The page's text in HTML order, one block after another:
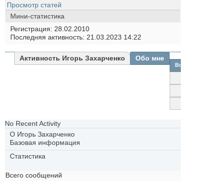
Просмотр статей
Мини-статистика
Регистрация
28.02.2010
Последняя активность 21.03.2023 14:22
Активность Игорь Захарченко Обо мне
Все
No Recent Activity
О Игорь Захарченко
Базовая информация
Статистика
Всего сообщений